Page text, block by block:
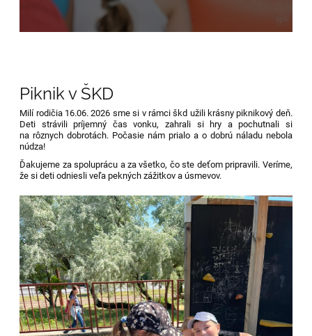
Piknik v ŠKD
Milí rodičia 16.06. 2026 sme si v rámci škd užili krásny piknikový deň.
Deti strávili príjemný čas vonku, zahrali si hry a pochutnali si
na rôznych dobrotách. Počasie nám prialo a o dobrú náladu nebola
núdza!
Ďakujeme za spoluprácu a za všetko, čo ste deťom pripravili. Veríme,
že si deti odniesli veľa pekných zážitkov a úsmevov.